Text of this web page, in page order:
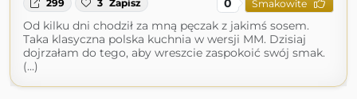
299 3 Zapisz Smakowite
Od kilku dni chodził za mną pęczak z jakimś sosem.
Taka klasyczna polska kuchnia w wersji MM. Dzisiaj
dojrzałam do tego, aby wreszcie zaspokoić swój smak.
(...)